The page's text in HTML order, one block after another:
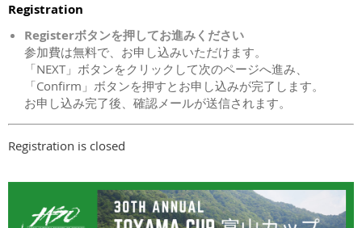
Registration
Registerボタンを押してお進みください
参加費は無料で、お申し込みいただけます。
「NEXT」ボタンをクリックして次のページへ進み、
「Confirm」ボタンを押すとお申し込みが完了します。
お申し込み完了後、確認メールが送信されます。
Registration is closed